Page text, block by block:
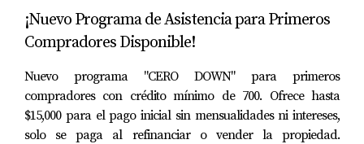
¡Nuevo Programa de Asistencia para Primeros
Compradores Disponible!
Nuevo programa "CERO DOWN" para primeros
compradores con crédito mínimo de 700. Ofrece hasta
$15,000 para el pago inicial sin mensualidades ni intereses,
solo se paga al refinanciar o vender la propiedad.